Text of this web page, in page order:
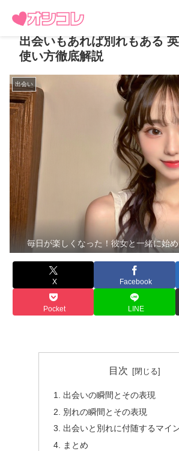
出会いもあれば別れもある
使い方徹底解説
出会い
毎日が楽しくなった！彼女と一緒に始
X Facebook
Pocket LINE
目次
出会いの瞬間とその表現
別れの瞬間とその表現
出会いと別れに付随するマイ
まとめ